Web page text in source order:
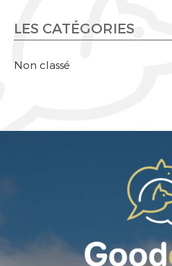
LES CATÉGORIES
Non classé